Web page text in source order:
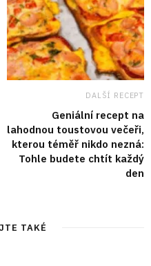
DALŠÍ RECEPT
Geniální recept na
lahodnou toustovou večeři,
kterou téměř nikdo nezná:
Tohle budete chtít každý
den
TAKÉ